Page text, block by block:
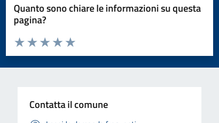
Quanto sono chiare le informazioni su questa
pagina?
Domanda
Valuta da 1 a 5 stelle la pagina
Valuta 5 stelle su 5
Valuta 4 stelle su 5
Valuta 3 stelle su 5
Valuta 2 stelle su 5
Valuta 1 stelle su 5
Contatta il comune